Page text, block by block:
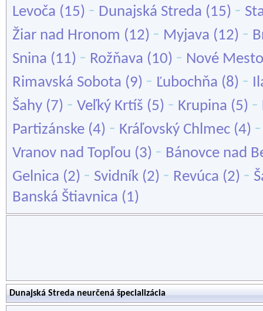
Levoča (15) - Dunajská Streda (15) -
Žiar nad Hronom (12) - Myjava (12) -
Snina (11) - Rožňava (10) - Nové
Rimavská Sobota (9) - Ľubochňa (8) -
Šahy (7) - Veľký Krtíš (5) - Krupina (5) -
Partizánske (4) - Kráľovský Chlmec (4)
Vranov nad Topľou (3) - Bánovce nad
Gelnica (2) - Svidník (2) - Revúca (2) -
Banská Štiavnica (1)
Dunajská Streda neurčená špecializácia